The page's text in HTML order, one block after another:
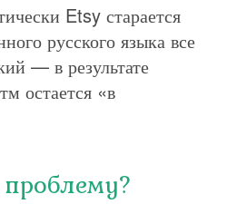
Etsy старается
русского языка все
— в результате
остается «в